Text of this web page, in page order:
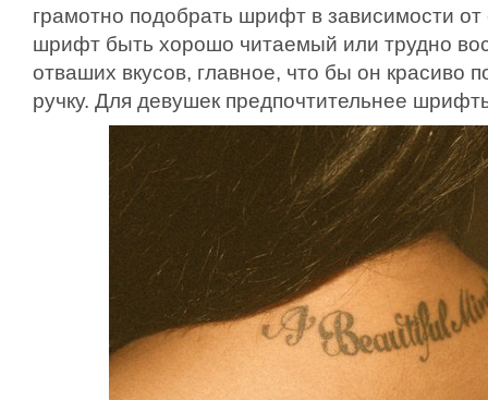
грамотно подобрать шрифт в зависимости
шрифт быть хорошо читаемый или трудно
отваших вкусов, главное, что бы он красиво
ручку. Для девушек предпочтительнее